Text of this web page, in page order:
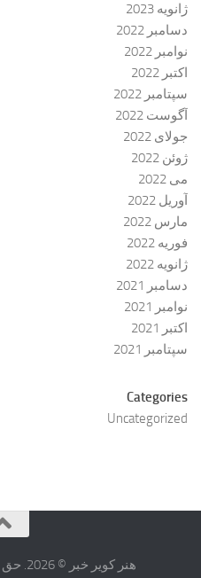
ژانویه 2023
دسامبر 2022
نوامبر 2022
اکتبر 2022
سپتامبر 2022
آگوست 2022
جولای 2022
ژوئن 2022
می 2022
آوریل 2022
مارس 2022
فوریه 2022
ژانویه 2022
دسامبر 2021
نوامبر 2021
اکتبر 2021
سپتامبر 2021
Categories
Uncategorized
هنر کویر خبر © 2026. حق کپی رایت محفوظ است.